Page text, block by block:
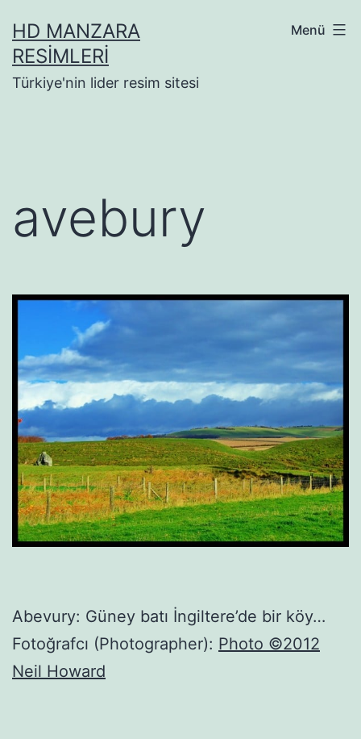
geçHD MANZARA
RESIMLERI
Türkiye'nin lider resim sitesi
Menü
avebury
Abevury: Güney batı İngiltere’de bir köy…
Fotoğrafcı (Photographer): Photo ©2012
Neil Howard